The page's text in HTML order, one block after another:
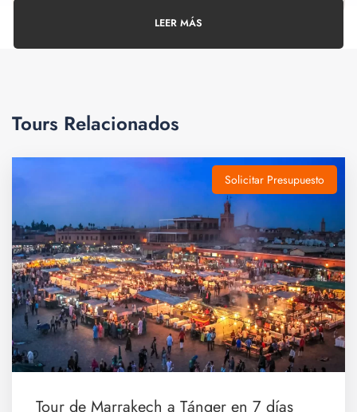
Descripción
Prepárate para vivir unaexperiencia única de
aventuraen las hermosas afueras de la ciudad. En
este tour, tendrás la oportunidad de recorrer los
impresionantespaisajes del Alto Atlasen tu propio
Quad o Buggy.
Si eres un amante de la velocidad y la emoción, este es
el tour perfecto para ti. Podrás sentir la adrenalina al
LEER MÁS
Tours Relacionados
Solicitar Presupuesto
Tour de Marrakech a Tánger en 7 días